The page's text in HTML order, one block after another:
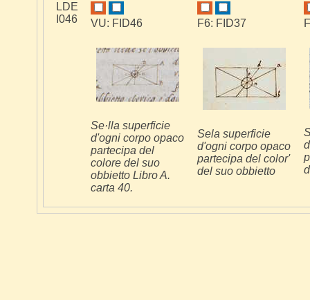
LDE
I046
VU: FID46
Se·lla superficie
d'ogni corpo opaco
partecipa del
colore del suo
obbietto Libro A.
carta 40.
F6: FID37
Sela superficie
d'ogni corpo opaco
partecipa del color'
del suo obbietto